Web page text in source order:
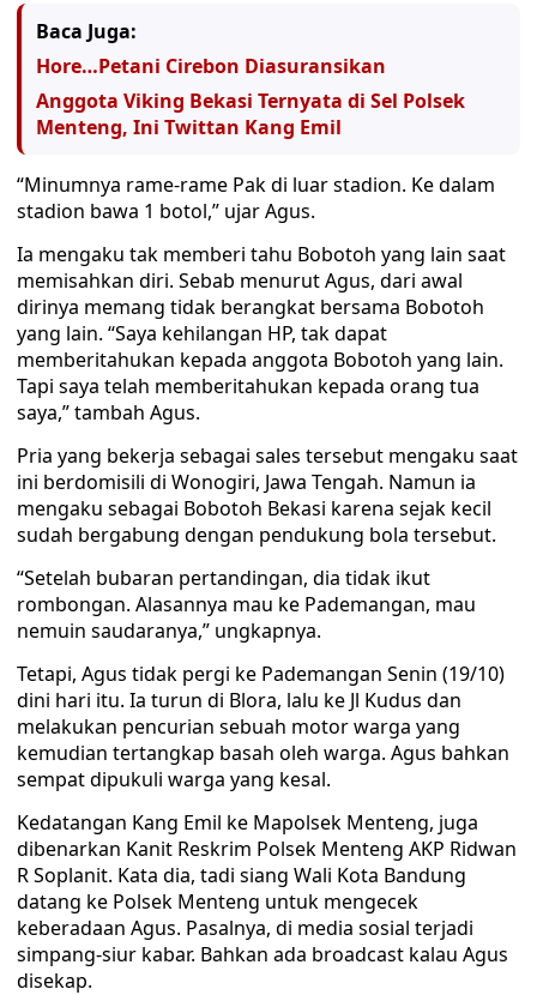
Baca Juga:
Hore…Petani Cirebon Diasuransikan
Anggota Viking Bekasi Ternyata di Sel Polsek
Menteng, Ini Twittan Kang Emil
“Minumnya rame-rame Pak di luar stadion. Ke dalam
stadion bawa 1 botol,” ujar Agus.
Ia mengaku tak memberi tahu Bobotoh yang lain saat
memisahkan diri. Sebab menurut Agus, dari awal
dirinya memang tidak berangkat bersama Bobotoh
yang lain. “Saya kehilangan HP, tak dapat
memberitahukan kepada anggota Bobotoh yang lain.
Tapi saya telah memberitahukan kepada orang tua
saya,” tambah Agus.
Pria yang bekerja sebagai sales tersebut mengaku saat
ini berdomisili di Wonogiri, Jawa Tengah. Namun ia
mengaku sebagai Bobotoh Bekasi karena sejak kecil
sudah bergabung dengan pendukung bola tersebut.
“Setelah bubaran pertandingan, dia tidak ikut
rombongan. Alasannya mau ke Pademangan, mau
nemuin saudaranya,” ungkapnya.
Tetapi, Agus tidak pergi ke Pademangan Senin (19/10)
dini hari itu. Ia turun di Blora, lalu ke Jl Kudus dan
melakukan pencurian sebuah motor warga yang
kemudian tertangkap basah oleh warga. Agus bahkan
sempat dipukuli warga yang kesal.
Kedatangan Kang Emil ke Mapolsek Menteng, juga
dibenarkan Kanit Reskrim Polsek Menteng AKP Ridwan
R Soplanit. Kata dia, tadi siang Wali Kota Bandung
datang ke Polsek Menteng untuk mengecek
keberadaan Agus. Pasalnya, di media sosial terjadi
simpang-siur kabar. Bahkan ada broadcast kalau Agus
disekap.